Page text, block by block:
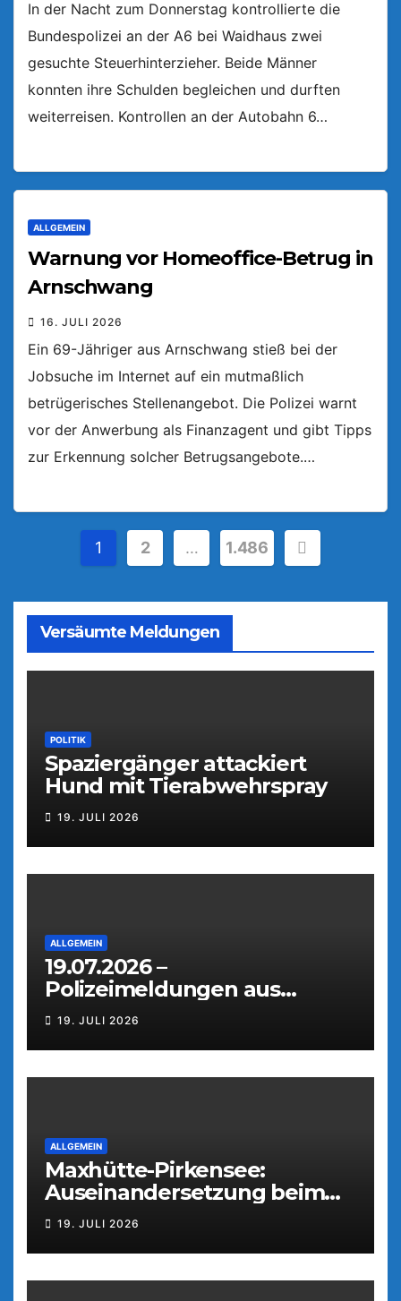
In der Nacht zum Donnerstag kontrollierte die
Bundespolizei an der A6 bei Waidhaus zwei
gesuchte Steuerhinterzieher. Beide Männer
konnten ihre Schulden begleichen und durften
weiterreisen. Kontrollen an der Autobahn 6…
ALLGEMEIN
Warnung vor Homeoffice-Betrug in
Arnschwang
16. JULI 2026
Ein 69-Jähriger aus Arnschwang stieß bei der
Jobsuche im Internet auf ein mutmaßlich
betrügerisches Stellenangebot. Die Polizei warnt
vor der Anwerbung als Finanzagent und gibt Tipps
zur Erkennung solcher Betrugsangebote.…
Seitennummerierung
Beiträge
1 2 … 1.486
Versäumte Meldungen
POLITIK
Spaziergänger attackiert
Hund mit Tierabwehrspray
19. JULI 2026
ALLGEMEIN
19.07.2026 –
Polizeimeldungen aus
Weiden
19. JULI 2026
ALLGEMEIN
Maxhütte-Pirkensee:
Auseinandersetzung beim
Parkfest
19. JULI 2026